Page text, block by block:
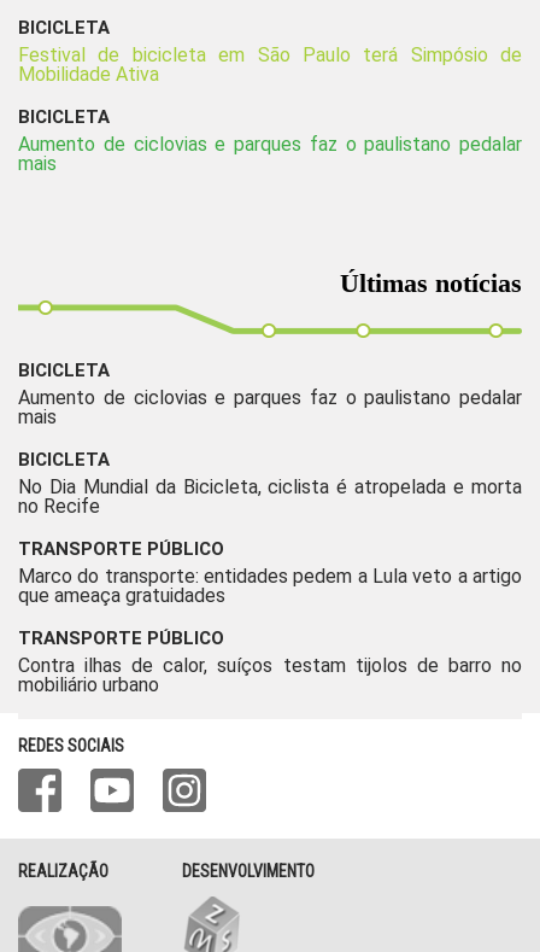
BICICLETA
Festival de bicicleta em São Paulo terá Simpósio de
Mobilidade Ativa
BICICLETA
Aumento de ciclovias e parques faz o paulistano pedalar
mais
Últimas notícias
BICICLETA
Aumento de ciclovias e parques faz o paulistano pedalar
mais
BICICLETA
No Dia Mundial da Bicicleta, ciclista é atropelada e morta
no Recife
TRANSPORTE PÚBLICO
Marco do transporte: entidades pedem a Lula veto a artigo
que ameaça gratuidades
TRANSPORTE PÚBLICO
Contra ilhas de calor, suíços testam tijolos de barro no
mobiliário urbano
REDES SOCIAIS
REALIZAÇÃO DESENVOLVIMENTO